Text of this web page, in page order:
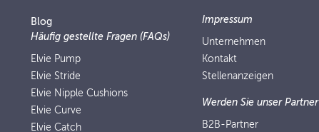
Blog
Häufig gestellte Fragen (FAQs)
Elvie Pump
Elvie Stride
Elvie Nipple Cushions
Elvie Curve
Elvie Catch
Impressum
Unternehmen
Kontakt
Stellenanzeigen
Werden Sie unser Partner
B2B-Partner